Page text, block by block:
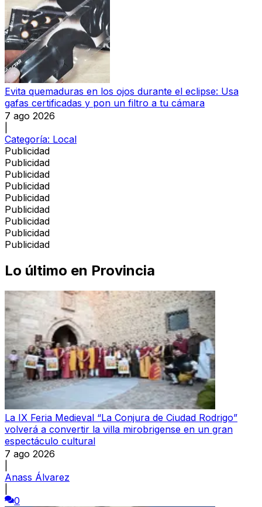
Evita quemaduras en los ojos durante el eclipse: Usa
gafas certificadas y pon un filtro a tu cámara
7 ago 2026
Categoría: Local
Publicidad
Publicidad
Publicidad
Publicidad
Publicidad
Publicidad
Publicidad
Publicidad
Publicidad
Lo último en Provincia
La IX Feria Medieval “La Conjura de Ciudad Rodrigo”
volverá a convertir la villa mirobrigense en un gran
espectáculo cultural
7 ago 2026
Anass Álvarez
0